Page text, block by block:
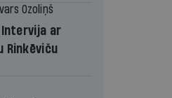
Ozoliņš
ar
Rinkēviču